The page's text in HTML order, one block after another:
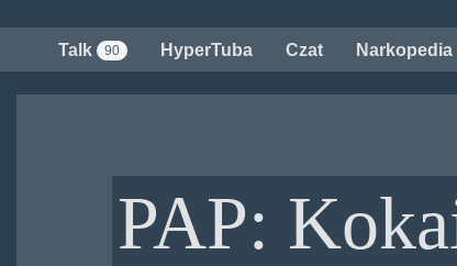
treści
Talk 90 HyperTuba Czat Narkopedia
PAP: